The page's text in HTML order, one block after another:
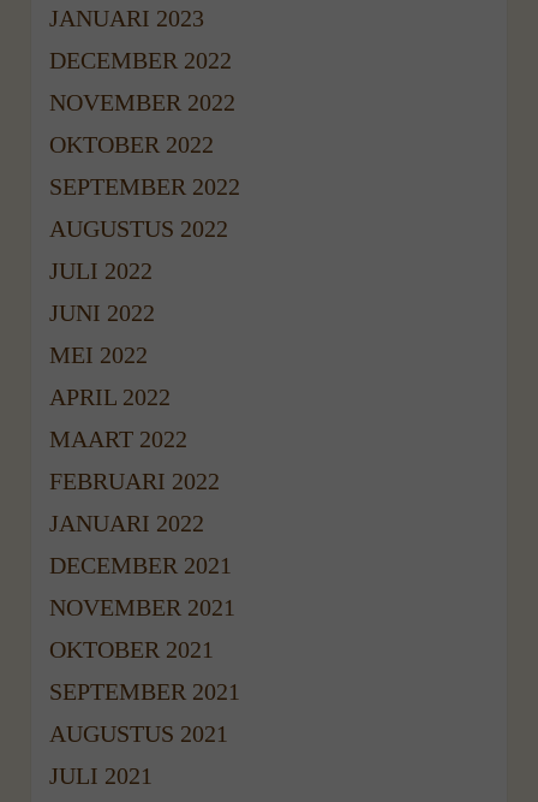
JANUARI 2023
DECEMBER 2022
NOVEMBER 2022
OKTOBER 2022
SEPTEMBER 2022
AUGUSTUS 2022
JULI 2022
JUNI 2022
MEI 2022
APRIL 2022
MAART 2022
FEBRUARI 2022
JANUARI 2022
DECEMBER 2021
NOVEMBER 2021
OKTOBER 2021
SEPTEMBER 2021
AUGUSTUS 2021
JULI 2021